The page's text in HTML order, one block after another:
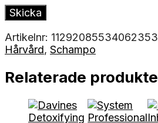
Artikelnr:
Hårvård, Schampo
Relaterade